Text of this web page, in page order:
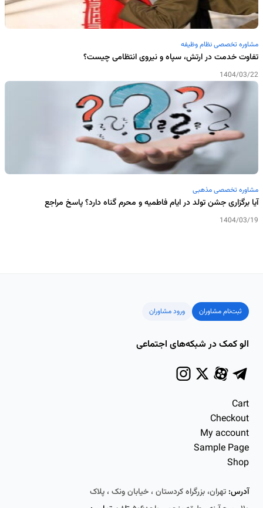
مشاوره تخصصی نظام وظیفه
تفاوت خدمت در ارتش، سپاه و نیروی انتظامی چیست؟
1404/03/22
مشاوره تخصصی مذهبی
آیا برگزاری جشن تولد در ایام فاطمیه و محرم گناه دارد؟ پاسخ مراجع
1404/03/19
ثبت‌نام مشاوران ورود مشاوران
الو کمک در شبکه‌های اجتماعی
Cart
Checkout
My account
Sample Page
Shop
آدرس: تهران، بزرگراه کردستان ، خیابان ونک ، پلاک